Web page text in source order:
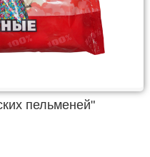
пельменей"